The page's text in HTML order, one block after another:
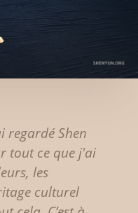
regardé Shen
tout ce que j'ai
les
culturel